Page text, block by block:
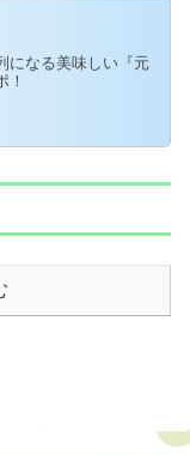
になる美味しい『元
！